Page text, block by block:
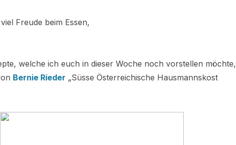
Freude beim Essen,
welche ich euch in dieser Woche noch vorstellen möchte,
Bernie Rieder „Süsse Österreichische Hausmannskost